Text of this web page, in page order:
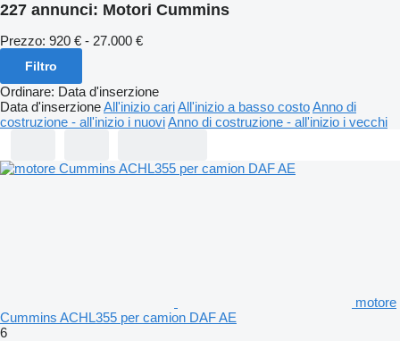
227 annunci: Motori Cummins
Prezzo: 920 € - 27.000 €
Filtro
Ordinare: Data d'inserzione
Data d'inserzioneAll'inizio cariAll'inizio a basso costoAnno di
costruzione - all'inizio i nuoviAnno di costruzione - all'inizio i vecchi
motore
Cummins ACHL355 per camion DAF AE
6